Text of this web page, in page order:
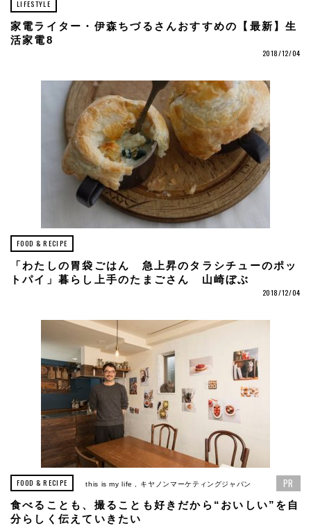
LIFESTYLE
家電ライター・伊森ちづるさんおすすめの【最新】生
活家電8
2018/12/04
FOOD & RECIPE
「わたしの胃袋ごはん 急上昇のタラシチューのポッ
トパイ」暮らし上手のたまごさん 山崎ぼぶ
2018/12/04
FOOD & RECIPE this is my life キヤノンマーケティングジャパン PR
食べることも、撮ることも好きだから“おいしい”を自
分らしく伝えていきたい